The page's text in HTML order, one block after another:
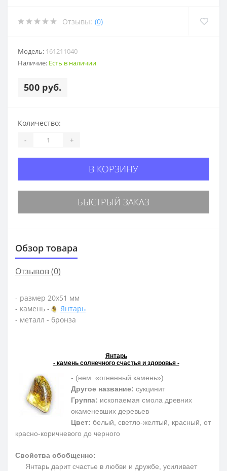
Отзывы: (0)
Модель: 161211040
Наличие: Есть в наличии
500 руб.
Количество:
- +
В КОРЗИНУ
БЫСТРЫЙ ЗАКАЗ
Обзор товара
Отзывов (0)
- размер 20х51 мм
- камень -
Янтарь
- металл - бронза
Янтарь
- камень солнечного счастья и здоровья -
- (нем. «огненный камень»)
Другое название: сукцинит
Группа: ископаемая смола древних
окаменевших деревьев
Цвет: белый, светло-желтый, красный, от
красно-коричневого до черного
Свойства обобщенно:
Янтарь дарит счастье в любви и дружбе, усиливает